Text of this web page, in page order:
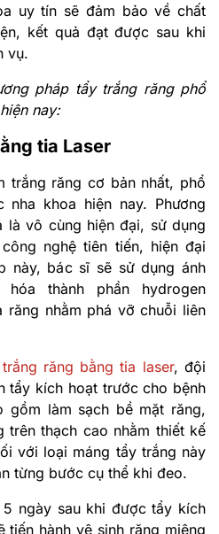
uy tín sẽ đảm bảo về chất
kết quả đạt được sau khi
vụ.
pháp tẩy trắng răng phổ
nay:
tia Laser
trắng răng cơ bản nhất, phổ
khoa hiện nay. Phương
là vô cùng hiện đại, sử dụng
nghệ tiên tiến, hiện đại
này, bác sĩ sẽ sử dụng ánh
thành phần hydrogen
răng nhằm phá vỡ chuỗi liên
răng bằng tia laser, đội
tẩy kích hoạt trước cho bệnh
gồm làm sạch bề mặt răng,
trên thạch cao nhằm thiết kế
với loại máng tẩy trắng này
từng bước cụ thể khi đeo.
ngày sau khi được tẩy kích
hành vệ sinh răng miệng